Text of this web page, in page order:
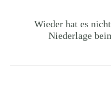
Wieder hat es
Niederlage